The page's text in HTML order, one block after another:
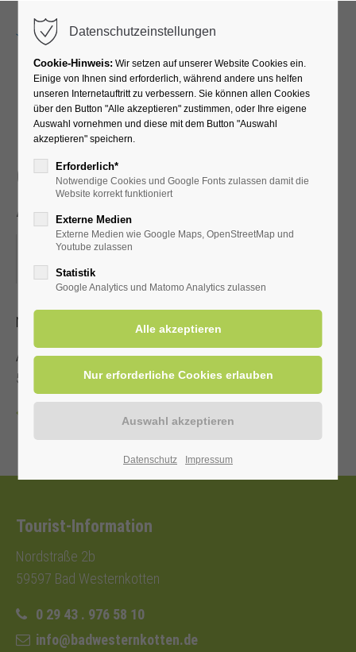
Nachtwächterführung -
60-minütiger Spaziergang
durch die Lippstädter
Altstadt
26.03.2025, 19:00
ORT: LIPPSTADT RATHAUS
Nachtwächterführung
Anmeldung bei der Touristinformation Lippstadt 02941-
58515
Tourist-Information
Nordstraße 2b
59597 Bad Westernkotten
0 29 43 . 976 58 10
info@badwesternkotten.de
Datenschutzeinstellungen
Cookie-Hinweis: Wir setzen auf unserer Website Cookies ein.
Einige von Ihnen sind erforderlich, während andere uns helfen
unseren Internetauftritt zu verbessern. Sie können allen Cookies
über den Button "Alle akzeptieren" zustimmen, oder Ihre eigene
Auswahl vornehmen und diese mit dem Button "Auswahl
akzeptieren" speichern.
Erforderlich*
Notwendige Cookies und Google Fonts zulassen damit die
Website korrekt funktioniert
Externe Medien
Externe Medien wie Google Maps, OpenStreetMap und
Youtube zulassen
Statistik
Google Analytics und Matomo Analytics zulassen
Datenschutz Impressum